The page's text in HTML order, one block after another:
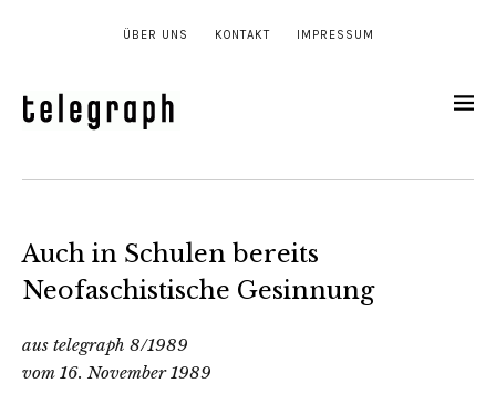
ÜBER UNS KONTAKT IMPRESSUM
Auch in Schulen bereits
Neofaschistische Gesinnung
aus telegraph 8/1989
vom 16. November 1989